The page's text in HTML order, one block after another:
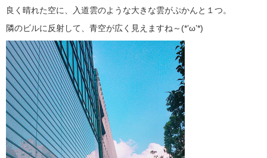
良く晴れた空に、入道雲のような大きな雲がぷかんと１つ。
隣のビルに反射して、青空が広く見えますね～(*’ω’*)